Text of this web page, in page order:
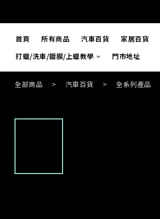
首頁 所有商品 汽車百貨 家居百貨
打蠟/洗車/鍍膜/上蠟教學
門市地址
全部商品 > 汽車百貨 > 全系列產品